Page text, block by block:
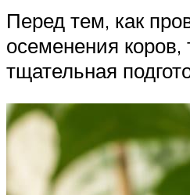
Перед тем, как
осеменения коров,
тщательная